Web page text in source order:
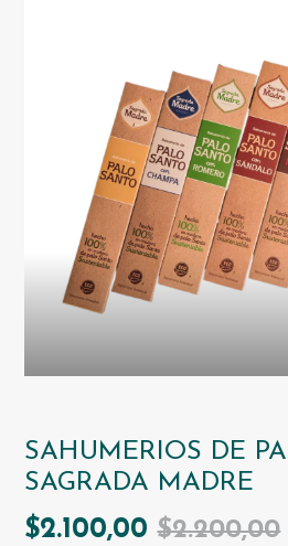
SAHUMERIOS DE
SAGRADA MADRE
$2.100,00$2.200,00